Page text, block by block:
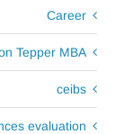
Career
Tepper MBA
ceibs
evaluation